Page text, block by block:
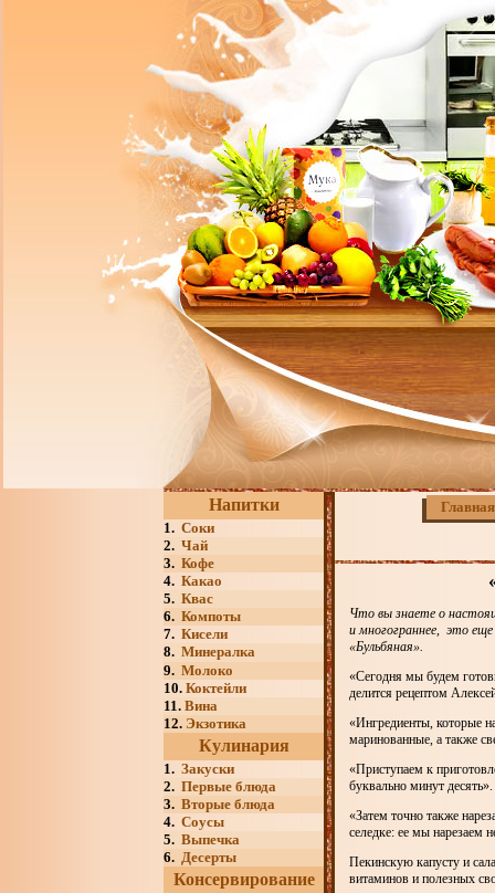
Напитки
1. Соки
2. Чай
3. Кофе
4. Какао
5. Квас
6. Компоты
7. Кисели
8. Минералка
9. Молоко
10. Коктейли
11. Вина
12. Экзотика
Кулинария
1. Закуски
2. Первые блюда
3. Вторые блюда
4. Соусы
5. Выпечка
6. Десерты
Консервирование
Главная
Что вы знаете о
и многограннее, это
«Бульбяная».
«Сегодня мы будем
делится рецептом
«Ингредиенты, которые
маринованные, а также
«Приступаем к
буквально минут десять».
«Затем точно также
селедке: ее мы нарезаем
Пекинскую капусту и
витаминов и полезных